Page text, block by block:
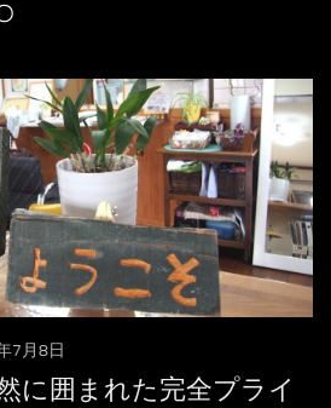
7月8日
に囲まれた完全プライ